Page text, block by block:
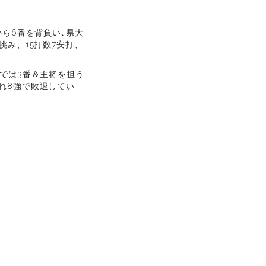
6番を背負い､県大
、15打数7安打、
は3番＆主将を担う
8強で敗退してい